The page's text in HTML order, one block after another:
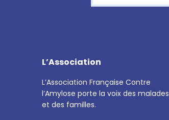
L’Association
L’Association Française Contre
l’Amylose porte la voix des malades
et des familles.